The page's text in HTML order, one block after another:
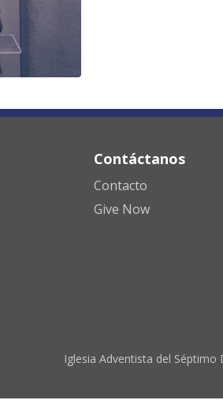
Contáctanos
Contacto
Give Now
Iglesia Adventista del